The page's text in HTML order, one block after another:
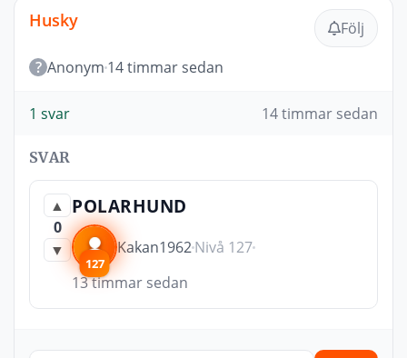
Husky
Följ
? Anonym 14 timmar sedan
1 svar 14 timmar sedan
SVAR
▲
0
▼
POLARHUND
127
Kakan1962Nivå 127
13 timmar sedan